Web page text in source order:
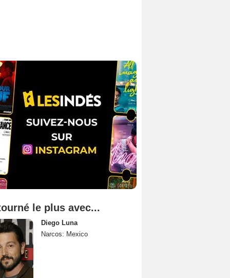
le plus avec...
Diego Luna
Narcos: Mexico